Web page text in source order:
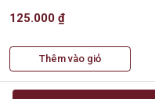
125.000 ₫
Thêm vào giỏ